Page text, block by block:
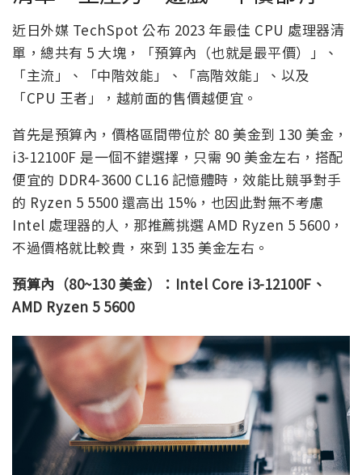
近日外媒 TechSpot 公布 2023 年最佳 CPU 處理器清
單，總共有 5 大塊，「預算內（也就是最平價）」、
「主流」、「中階效能」、「高階效能」、以及
「CPU 王者」，越前面的售價越便宜。
首先是預算內，價格區間帶位於 80 美金到 130 美金，
i3-12100F 是一個不錯選擇，只需 90 美金左右，搭配
便宜的 DDR4-3600 CL16 記憶體時，效能比競爭對手
的 Ryzen 5 5500 還高出 15%，也因此對無不考慮
Intel 處理器的人，那推薦挑選 AMD Ryzen 5 5600，
不過價格就比較貴，來到 135 美金左右。
預算內（80~130 美金）：Intel Core i3-12100F、
AMD Ryzen 5 5600